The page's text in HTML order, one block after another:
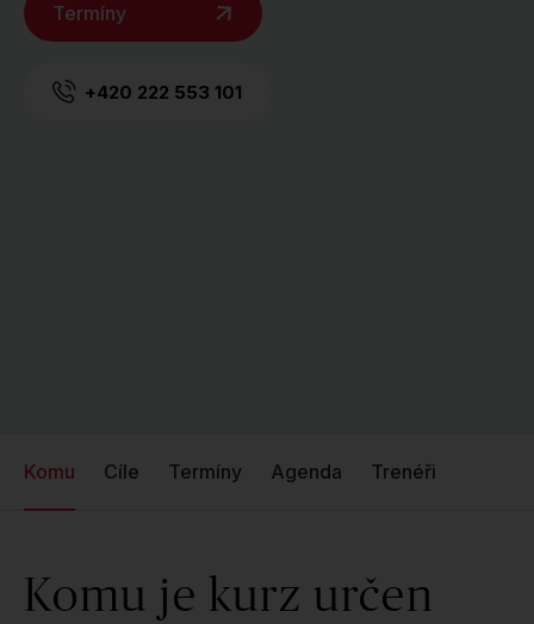
Termíny
+420 222 553 101
Komu Cíle Termíny Agenda Trenéři
Komu je kurz určen